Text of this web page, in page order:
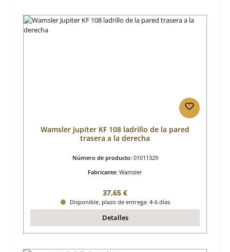
Wamsler Jupiter KF 108 ladrillo de la pared
trasera a la derecha
Número de producto: 01011329
Fabricante: Wamsler
Precio normal:
37,65 €
Disponible, plazo de entrega: 4-6 días
Detalles